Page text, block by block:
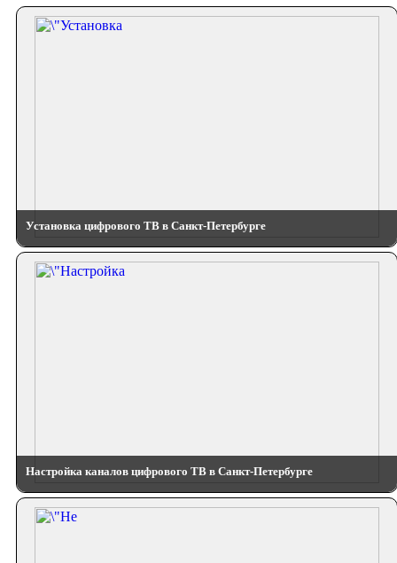
Установка цифрового ТВ в Санкт-Петербурге
Настройка каналов цифрового ТВ в Санкт-Петербурге